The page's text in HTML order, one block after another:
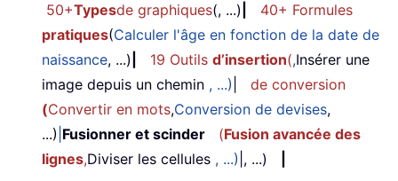
50+Typesde graphiques(, ...)
40+ Formules
pratiques(Calculer l'âge en fonction de la date de
naissance, ...) 19 Outils d’insertion(,Insérer une
image depuis un chemin , ...)
de conversion
(Convertir en mots,Conversion de devises,
...) Fusionner et scinder (Fusion avancée des
lignes,Diviser les cellules , ...) |, ...)